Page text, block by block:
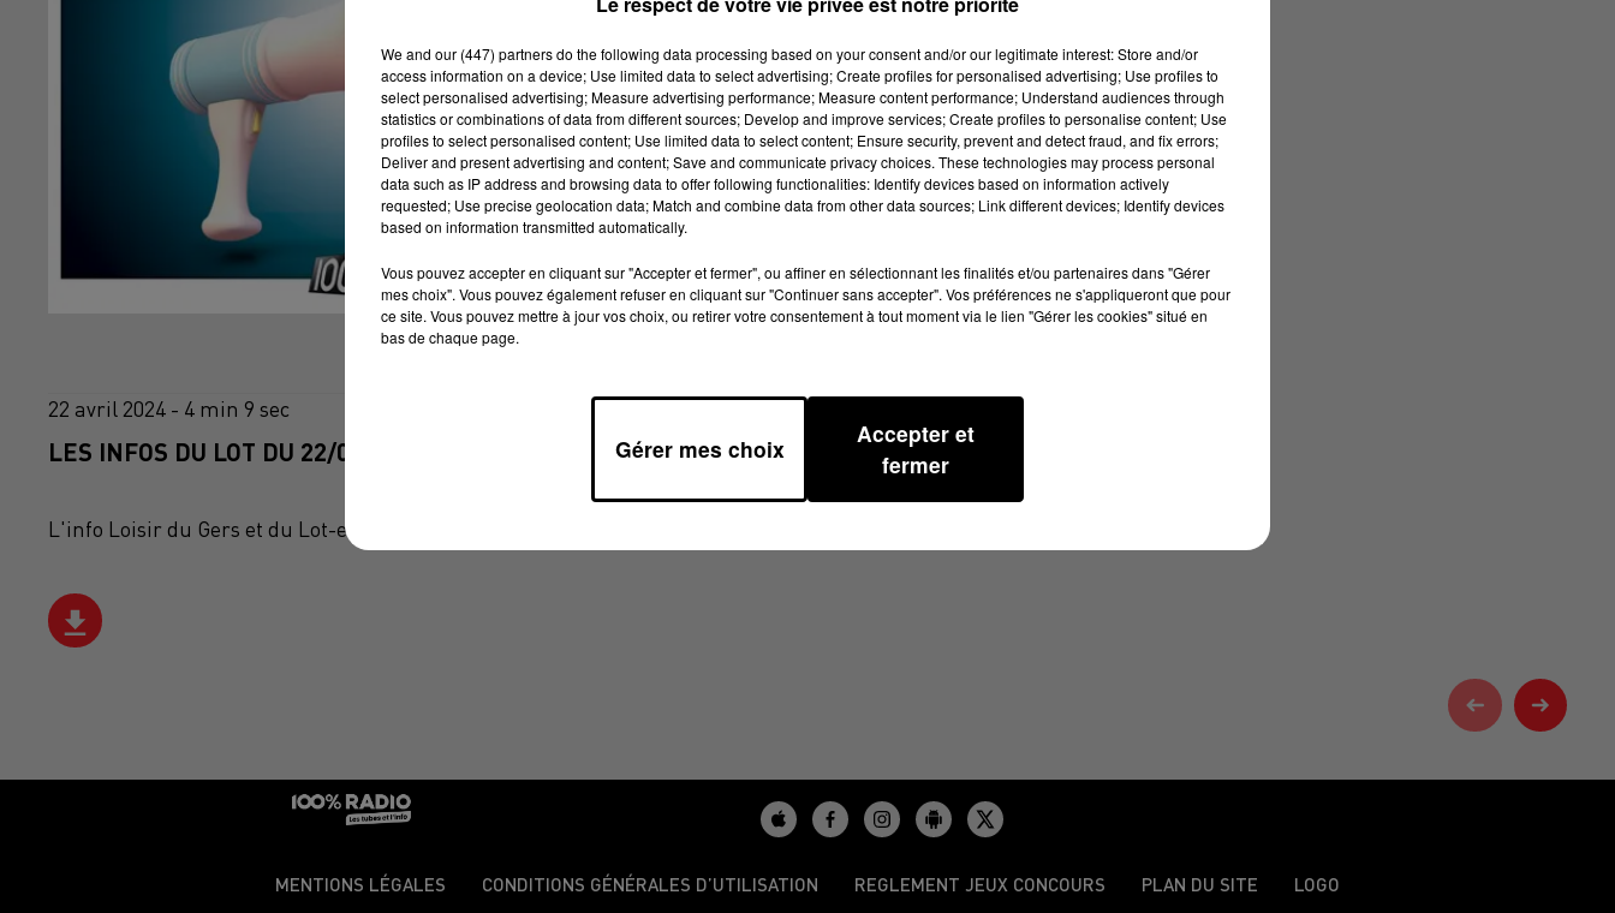
22 avril 2024 - 4 min 9 sec
LES INFOS DU LOT DU 22/04/2024 À 07H30
L'info Loisir du Gers et du Lot-et-Garonne du 22/04/2024
MENTIONS LÉGALES CONDITIONS GÉNÉRALES D’UTILISATION REGLEMENT JEUX CONCOURS PLAN DU SITE LOGO
We and our (447) partnersdo the following data processing based on your consent and/or our legitimate interest: Store and/or
access information on a device; Use limited data to select advertising; Create profiles for personalised advertising; Use profiles to
select personalised advertising; Measure advertising performance; Measure content performance; Understand audiences through
statistics or combinations of data from different sources; Develop and improve services; Create profiles to personalise content; Use
profiles to select personalised content; Use limited data to select content; Ensure security, prevent and detect fraud, and fix errors;
Deliver and present advertising and content; Save and communicate privacy choices. These technologies may process personal
data such as IP address and browsing data to offer following functionalities: Identify devices based on information actively
requested; Use precise geolocation data; Match and combine data from other data sources; Link different devices; Identify devices
based on information transmitted automatically.
Vous pouvez accepter en cliquant sur "Accepter et fermer", ou affiner en sélectionnant les finalités et/ou partenaires dans "Gérer
mes choix". Vous pouvez également refuser en cliquant sur "Continuer sans accepter". Vos préférences ne s'appliqueront que pour
ce site. Vous pouvez mettre à jour vos choix, ou retirer votre consentement à tout moment via le lien "Gérer les cookies" situé en
bas de chaque page.
Gérer mes choix
Accepter et
fermer